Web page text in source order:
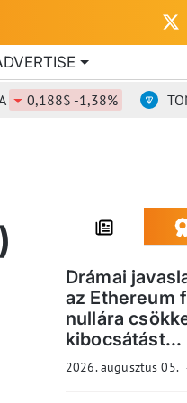
0,188$ -1,38% TON
Drámai
az Ethereum
nullára
kibocsátást...
2026. augusztus 05.